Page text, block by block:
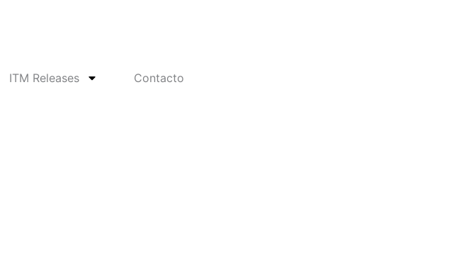
ITM Releases Contacto